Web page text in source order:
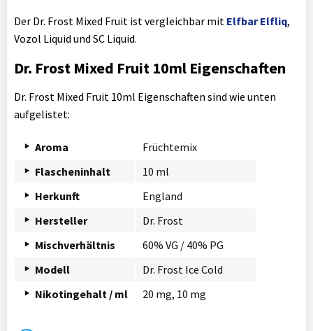
Der Dr. Frost Mixed Fruit ist vergleichbar mit Elfbar Elfliq,
Vozol Liquid und SC Liquid.
Dr. Frost Mixed Fruit 10ml Eigenschaften
Dr. Frost Mixed Fruit 10ml Eigenschaften sind wie unten
aufgelistet:
Aroma
Früchtemix
Flascheninhalt
10 ml
Herkunft
England
Hersteller
Dr. Frost
Mischverhältnis
60% VG / 40% PG
Modell
Dr. Frost Ice Cold
Nikotingehalt / ml
20 mg, 10 mg